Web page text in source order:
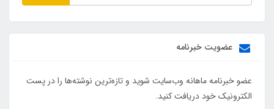
عضویت خبرنامه
عضو خبرنامه ماهانه وب‌سایت شوید و تازه‌ترین نوشته‌ها را در پست
الکترونیک خود دریافت کنید.